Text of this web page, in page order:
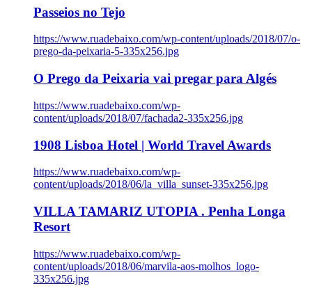
Passeios no Tejo
https://www.ruadebaixo.com/wp-content/uploads/2018/07/o-
prego-da-peixaria-5-335x256.jpg
O Prego da Peixaria vai pregar para Algés
https://www.ruadebaixo.com/wp-
content/uploads/2018/07/fachada2-335x256.jpg
1908 Lisboa Hotel | World Travel Awards
https://www.ruadebaixo.com/wp-
content/uploads/2018/06/la_villa_sunset-335x256.jpg
VILLA TAMARIZ UTOPIA . Penha Longa
Resort
https://www.ruadebaixo.com/wp-
content/uploads/2018/06/marvila-aos-molhos_logo-
335x256.jpg